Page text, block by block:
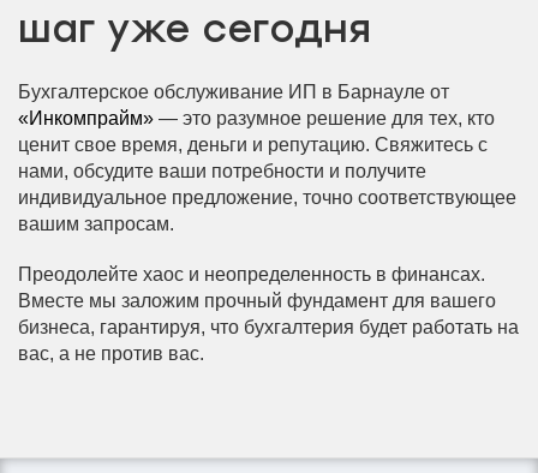
шаг уже сегодня
Бухгалтерское обслуживание ИП в Барнауле от
«Инкомпрайм» — это разумное решение для тех, кто
ценит свое время, деньги и репутацию. Свяжитесь с
нами, обсудите ваши потребности и получите
индивидуальное предложение, точно соответствующее
вашим запросам.
Преодолейте хаос и неопределенность в финансах.
Вместе мы заложим прочный фундамент для вашего
бизнеса, гарантируя, что бухгалтерия будет работать на
вас, а не против вас.